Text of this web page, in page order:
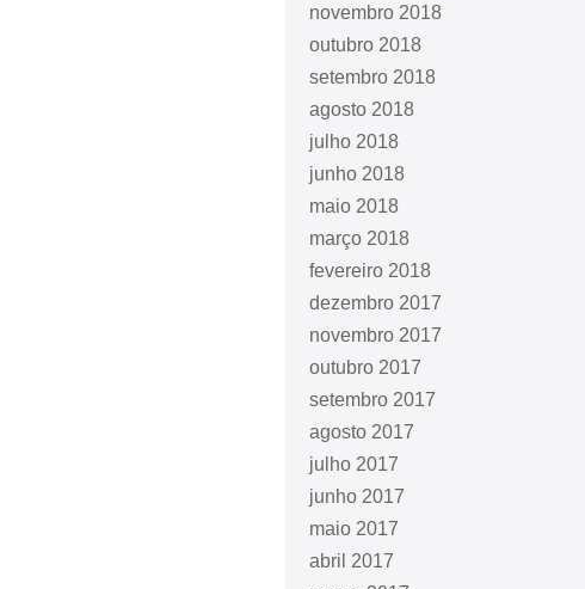
novembro 2018
outubro 2018
setembro 2018
agosto 2018
julho 2018
junho 2018
maio 2018
março 2018
fevereiro 2018
dezembro 2017
novembro 2017
outubro 2017
setembro 2017
agosto 2017
julho 2017
junho 2017
maio 2017
abril 2017